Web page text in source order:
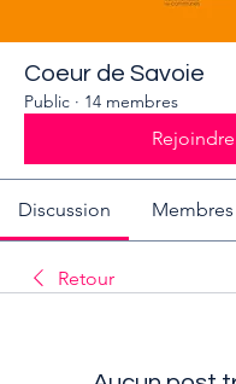
Coeur de Savoie
Public · 14 membres
Rejoindre
Discussion Membres
Retour